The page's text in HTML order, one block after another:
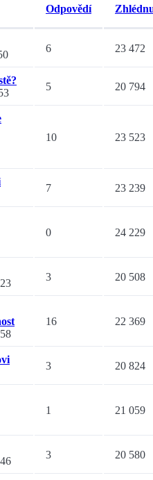
Odpovědí
6 23 472
5 20 794
10 23 523
7 23 239
0 24 229
3 20 508
16 22 369
3 20 824
1 21 059
3 20 580